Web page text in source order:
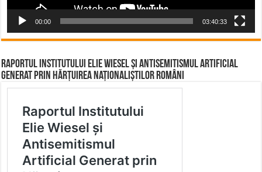
00:00 03:40:33
Raportul Institutului Elie Wiesel și Antisemitismul Artificial
Generat prin Hărțuirea Naționaliștilor Români